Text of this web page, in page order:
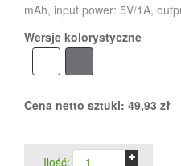
mAh, input power: 5V/1A,
Wersje kolorystyczne
Cena netto sztuki: 49,93 zł
Ilość: